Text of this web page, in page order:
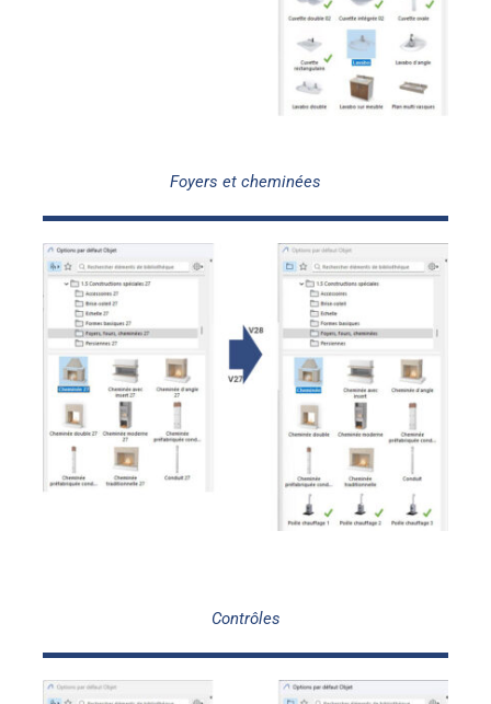
Foyers et cheminées
Contrôles